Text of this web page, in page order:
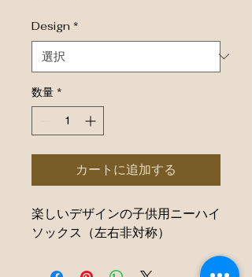
Design *
数量 *
カートに追加する
楽しいデザインの子供用ニーハイ
ソックス（左右非対称）